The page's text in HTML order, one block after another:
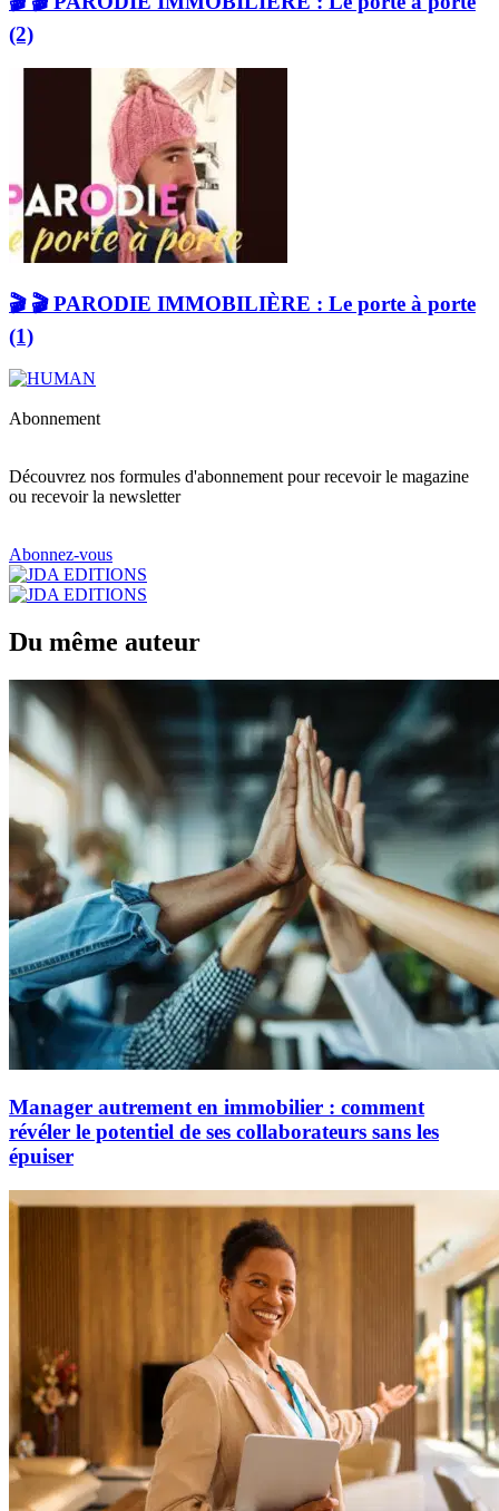
(2)
🎬 🎬 PARODIE IMMOBILIÈRE : Le porte à porte
(1)
Abonnement
Découvrez nos formules d'abonnement pour recevoir le magazine
ou recevoir la newsletter
Abonnez-vous
Du même auteur
Manager autrement en immobilier : comment
révéler le potentiel de ses collaborateurs sans les
épuiser